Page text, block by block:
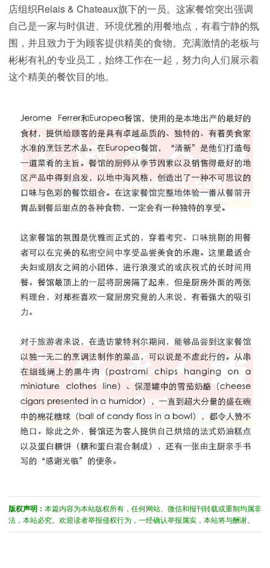
店组织Relais & Chateaux旗下的一员。这家餐馆突出强调
自己是一家与时俱进、环境优雅的用餐地点，有着宁静的氛
围，并且致力于为顾客提供精美的食物。充满激情的老板与
彬彬有礼的专业员工，始终工作在一起，努力向人们展示着
这个精美的餐饮目的地。
版权声明： 本篇内容为本站版权所有，任何网站、微信和报刊转载或重制均属非
法，本站必究。欢迎读者举报侵权行为，一经确认举报属实，本站将与酬谢。